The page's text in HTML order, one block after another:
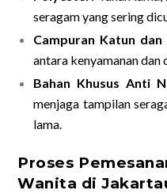
seragam yang sering
Campuran Katun
antara kenyamanan dan
Bahan Khusus Anti
menjaga tampilan
lama.
Proses
Wanita di